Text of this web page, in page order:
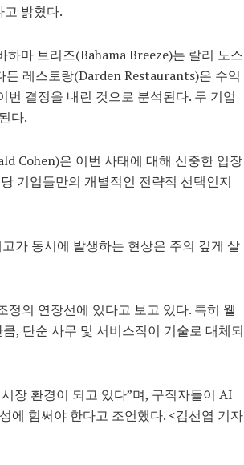
고 밝혔다.
마 브리즈(Bahama Breeze)는 랄리 노스
레스토랑(Darden Restaurants)은 수익
결정을 내린 것으로 분석된다. 두 기업
다.
Cohen)은 이번 사태에 대해 신중한 입장
기업들만의 개별적인 전략적 선택인지
가 동시에 발생하는 현상은 주의 깊게 살
의 연장선에 있다고 보고 있다. 특히 웰
, 단순 사무 및 서비스직이 기술로 대체되
장 환경이 되고 있다”며, 구직자들이 AI
에 힘써야 한다고 조언했다. <김선엽 기자